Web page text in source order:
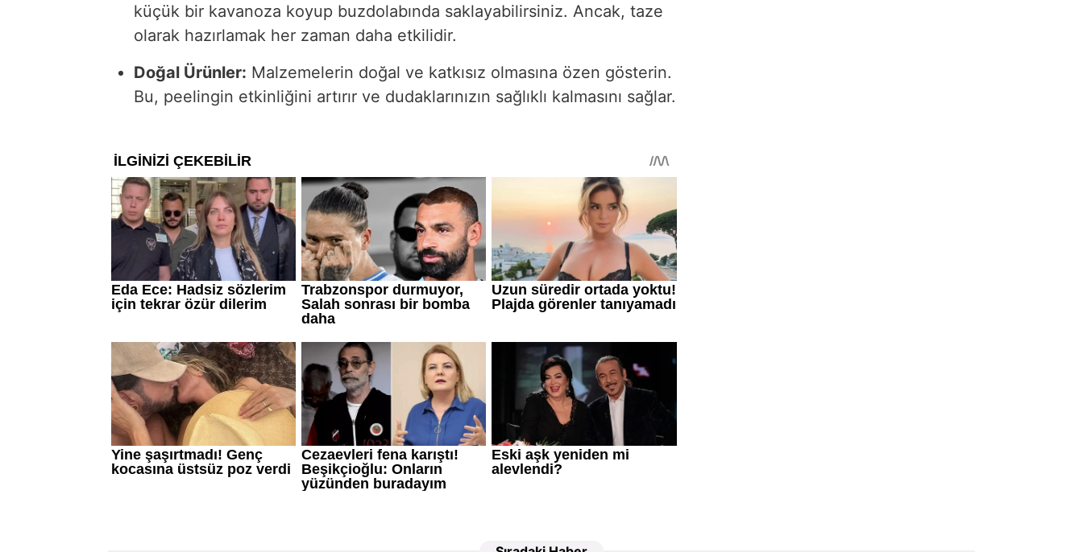
küçük bir kavanoza koyup buzdolabında saklayabilirsiniz. Ancak, taze
olarak hazırlamak her zaman daha etkilidir.
Doğal Ürünler: Malzemelerin doğal ve katkısız olmasına özen gösterin.
Bu, peelingin etkinliğini artırır ve dudaklarınızın sağlıklı kalmasını sağlar.